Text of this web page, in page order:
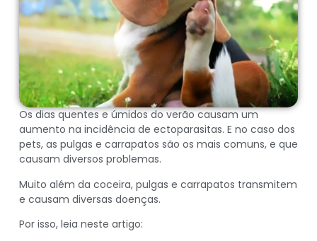
Os dias quentes e úmidos do verão causam um
aumento na incidência de ectoparasitas. E no caso dos
pets, as pulgas e carrapatos são os mais comuns, e que
causam diversos problemas.
Muito além da coceira, pulgas e carrapatos transmitem
e causam diversas doenças.
Por isso, leia neste artigo: